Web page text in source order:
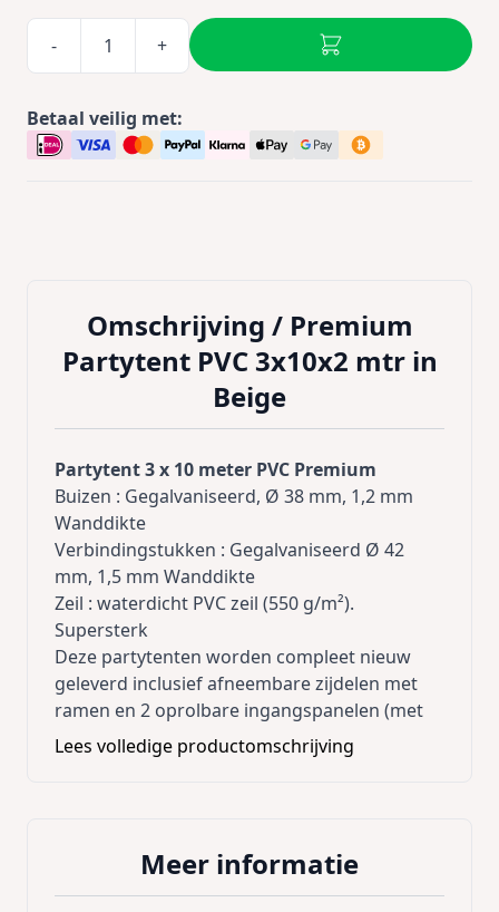
- +
Betaal veilig met:
Omschrijving / Premium
Partytent PVC 3x10x2 mtr in
Beige
Partytent 3 x 10 meter PVC Premium
Buizen : Gegalvaniseerd, Ø 38 mm, 1,2 mm
Wanddikte
Verbindingstukken : Gegalvaniseerd Ø 42
mm, 1,5 mm Wanddikte
Zeil : waterdicht PVC zeil (550 g/m²).
Supersterk
Deze partytenten worden compleet nieuw
geleverd inclusief afneembare zijdelen met
ramen en 2 oprolbare ingangspanelen (met
rits) en met alle bevestigingsmaterialen.
sterker dan gestikte naden
Al de zijzeilen beschikken over tochtflappen /
Lees volledige productomschrijving
Meer informatie